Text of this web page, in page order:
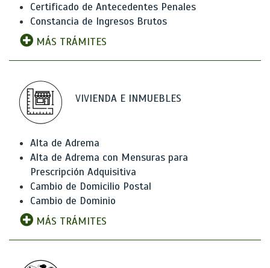
Certificado de Antecedentes Penales
Constancia de Ingresos Brutos
MÁS TRÁMITES
VIVIENDA E INMUEBLES
Alta de Adrema
Alta de Adrema con Mensuras para
Prescripción Adquisitiva
Cambio de Domicilio Postal
Cambio de Dominio
MÁS TRÁMITES